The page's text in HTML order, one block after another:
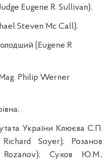
Eugene R. Sullivan);
Steven Mc Call);
( Eugene R
Mag. Philip Werner
України Клюєва С.П.
Richard Soyer); Розанов
Rozanov); Сухов Ю.М.,